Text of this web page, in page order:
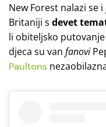
New Forest nalazi se
Britaniji s devet
li obiteljsko
djeca su van fanovi
Paultons